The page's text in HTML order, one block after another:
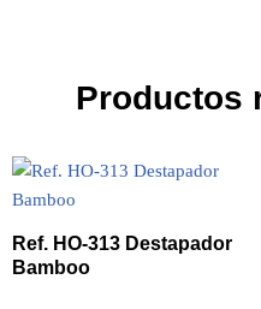
Productos
Ref. HO-313 Destapador
Bamboo